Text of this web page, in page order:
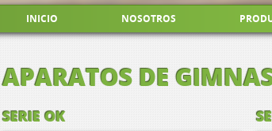
INICIO NOSOTROS
APARATOS DE
SERIE OK